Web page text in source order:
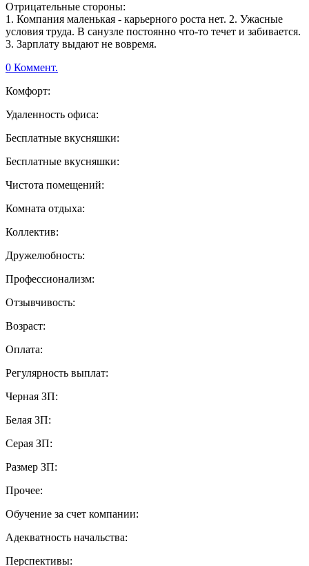
Отрицательные стороны:
1. Компания маленькая - карьерного роста нет. 2. Ужасные
условия труда. В санузле постоянно что-то течет и забивается.
3. Зарплату выдают не вовремя.
0 Коммент.
Комфорт:
Удаленность офиса:
Бесплатные вкусняшки:
Бесплатные вкусняшки:
Чистота помещений:
Комната отдыха:
Коллектив:
Дружелюбность:
Профессионализм:
Отзывчивость:
Возраст:
Оплата:
Регулярность выплат:
Черная ЗП:
Белая ЗП:
Серая ЗП:
Размер ЗП:
Прочее:
Обучение за счет компании:
Адекватность начальства:
Перспективы: